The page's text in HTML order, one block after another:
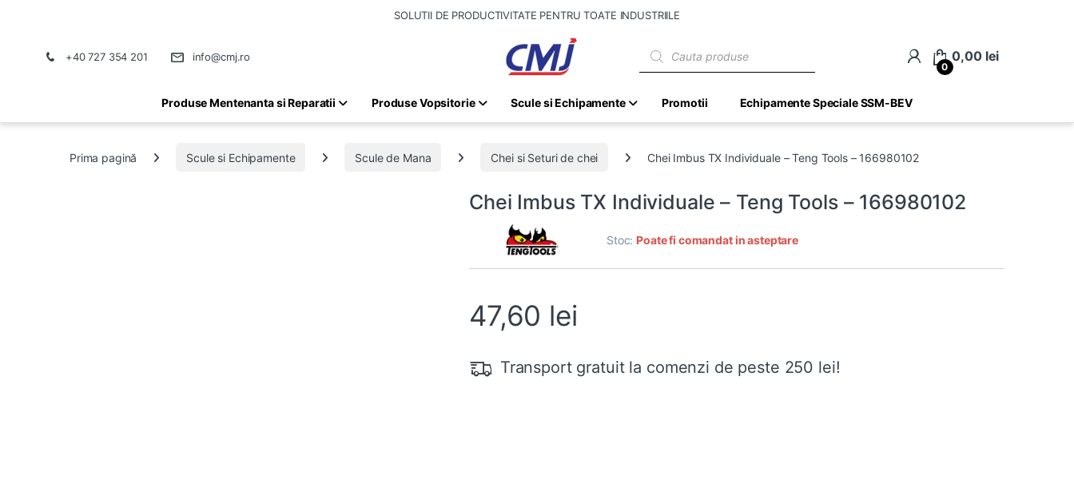
SOLUTII DE PRODUCTIVITATE PENTRU TOATE INDUSTRIILE
+40 727 354 201 info@cmj.ro
0
0,00 lei
Produse Mentenanta si Reparatii Produse Vopsitorie Scule si Echipamente Promotii Echipamente Speciale SSM-BEV
Prima pagină Scule si Echipamente Scule de Mana Chei si Seturi de chei Chei Imbus TX Individuale – Teng Tools – 166980102
Chei Imbus TX Individuale – Teng Tools – 166980102
Stoc: Poate fi comandat in asteptare
47,60 lei
Transport gratuit la comenzi de peste 250 lei!